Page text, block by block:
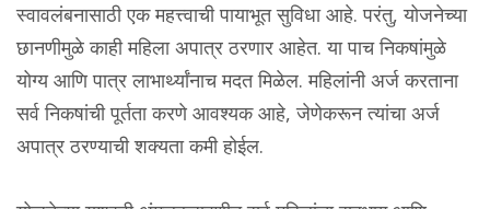
स्वावलंबनासाठी एक महत्त्वाची पायाभूत सुविधा आहे. परंतु, योजनेच्या
छानणीमुळे काही महिला अपात्र ठरणार आहेत. या पाच निकषांमुळे
योग्य आणि पात्र लाभार्थ्यांनाच मदत मिळेल. महिलांनी अर्ज करताना
सर्व निकषांची पूर्तता करणे आवश्यक आहे, जेणेकरून त्यांचा अर्ज
अपात्र ठरण्याची शक्यता कमी होईल.